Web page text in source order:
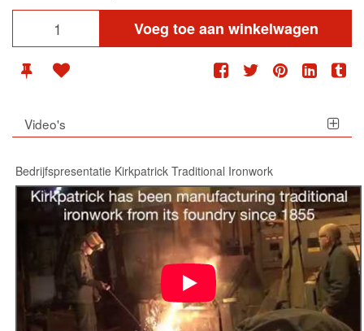
Voeg toe aan winkelwagen
Video's
Bedrijfspresentatie Kirkpatrick Traditional Ironwork